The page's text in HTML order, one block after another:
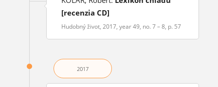
[recenzia CD]
Hudobný život, 2017, year 49, no. 7 – 8, p. 57
2017